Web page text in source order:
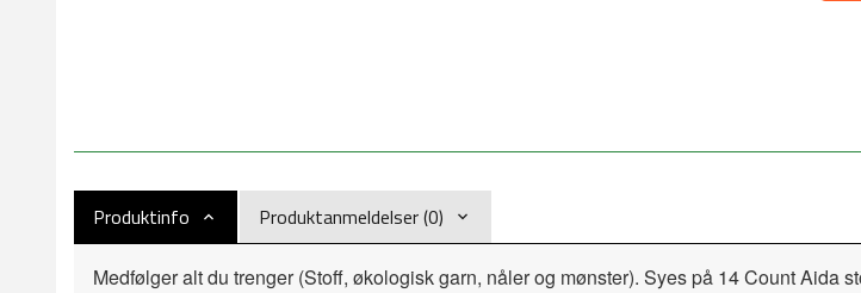
Produktinfo Produktanmeldelser (0)
Medfølger alt du trenger (Stoff, økologisk garn, nåler og mønster). Syes på 14 Count Aida